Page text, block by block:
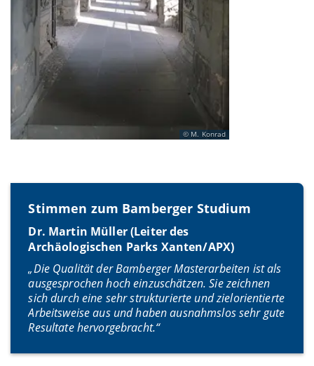
M. Konrad
Stimmen zum Bamberger Studium
Dr. Martin Müller (Leiter des
Archäologischen Parks Xanten/APX)
„Die Qualität der Bamberger Masterarbeiten ist als
ausgesprochen hoch einzuschätzen. Sie zeichnen
sich durch eine sehr strukturierte und zielorientierte
Arbeitsweise aus und haben ausnahmslos sehr gute
Resultate hervorgebracht.“